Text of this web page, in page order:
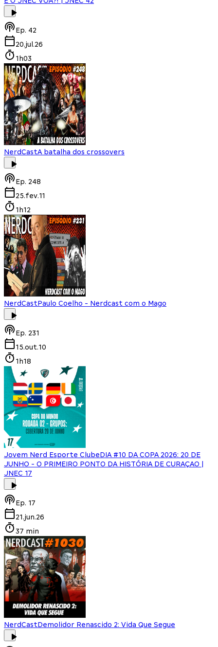
Ep. 42
20.jul.26
1h03
NerdCastA batalha dos crossovers
Ep. 248
25.fev.11
1h12
NerdCastPaulo Coelho - Nerdcast com o Mago
Ep. 231
15.out.10
1h18
Jovem Nerd Esporte ClubeDIA #10 DA COPA 2026: 20 DE
JUNHO - O PRIMEIRO PONTO DA HISTÓRIA DE CURAÇAO |
JNEC 17
Ep. 17
21.jun.26
37 min
NerdCastDemolidor Renascido 2: Vida Que Segue